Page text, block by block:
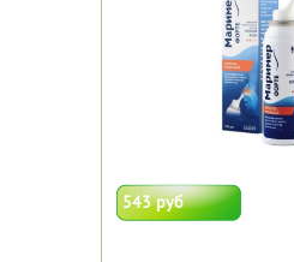
543 руб